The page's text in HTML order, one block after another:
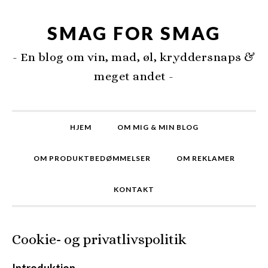
SMAG FOR SMAG
- En blog om vin, mad, øl, kryddersnaps &
meget andet -
HJEM OM MIG & MIN BLOG
OM PRODUKTBEDØMMELSER OM REKLAMER
KONTAKT
Cookie- og privatlivspolitik